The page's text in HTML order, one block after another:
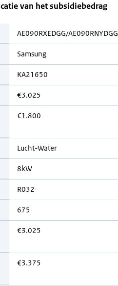
van het subsidiebedrag
AE090RXEDGG/AE090RNYDGG
Samsung
KA21650
€3.025
€1.800
Lucht-Water
8kW
R032
675
€3.025
€3.375